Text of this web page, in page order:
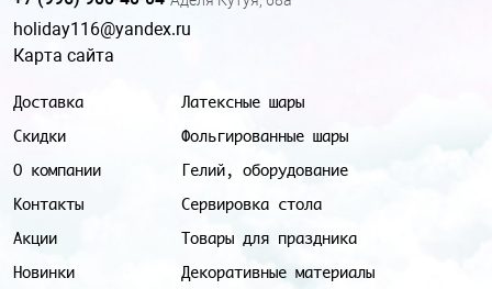
Доставка
Скидки
О компании
Контакты
Акции
Новинки
Латексные шары
Фольгированные шары
Гелий, оборудование
Сервировка стола
Товары для праздника
Декоративные материалы
holiday116@yandex.ru
Карта сайта